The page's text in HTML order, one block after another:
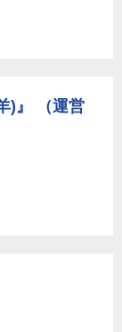
)』 （運営